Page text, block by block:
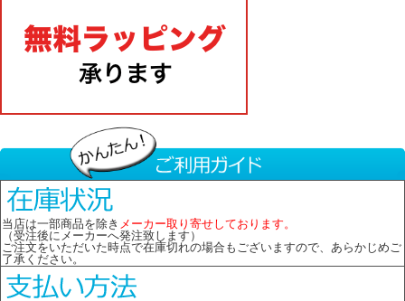
当店は一部商品を除き メーカー取り寄せしております。
（受注後にメーカーへ発注致します）
ご注文をいただいた時点で在庫切れの場合もございますので、あらかじめご
了承ください。